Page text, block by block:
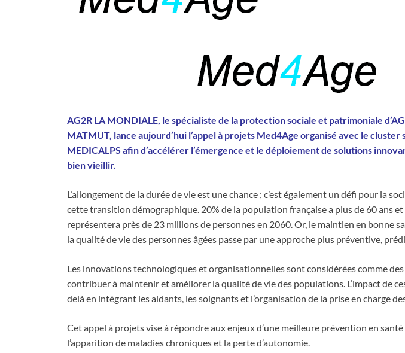
AG2R LA MONDIALE, le spécialiste de la protection sociale et patrimoniale
MATMUT, lance aujourd’hui l’appel à projets Med4Age organisé avec le cluster
MEDICALPS afin d’accélérer l’émergence et le déploiement de solutions
bien vieillir.
L’allongement de la durée de vie est une chance ; c’est également un défi pour la
cette transition démographique. 20% de la population française a plus de 60 ans et
représentera près de 23 millions de personnes en 2060. Or, le maintien en bonne
la qualité de vie des personnes âgées passe par une approche plus préventive,
Les innovations technologiques et organisationnelles sont considérées comme
contribuer à maintenir et améliorer la qualité de vie des populations. L’impact de
delà en intégrant les aidants, les soignants et l’organisation de la prise en charge
Cet appel à projets vise à répondre aux enjeux d’une meilleure prévention en
l’apparition de maladies chroniques et la perte d’autonomie.